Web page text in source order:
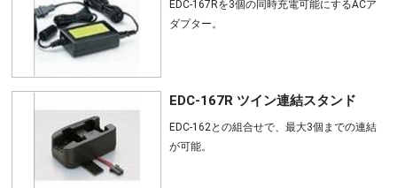
EDC-167Rを3個の同時充電可能にするACア
ダプター。
EDC-167R ツイン連結スタンド
EDC-162との組合せで、最大3個までの連結
が可能。